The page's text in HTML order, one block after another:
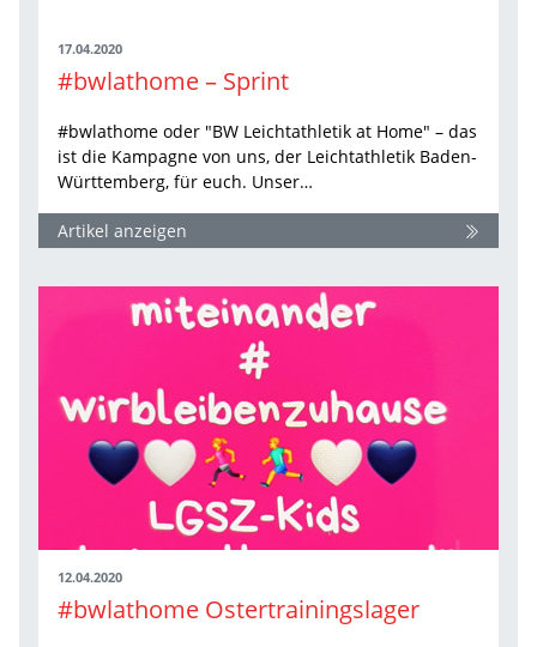
17.04.2020
#bwlathome – Sprint
#bwlathome oder "BW Leichtathletik at Home" – das
ist die Kampagne von uns, der Leichtathletik Baden-
Württemberg, für euch. Unser…
Artikel anzeigen
12.04.2020
#bwlathome Ostertrainingslager